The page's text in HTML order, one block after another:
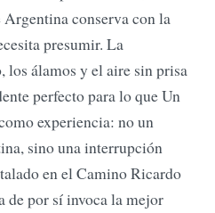
Argentina conserva con la
presumir. La
álamos y el aire sin prisa
perfecto para lo que Un
experiencia: no un
sino una interrupción
en el Camino Ricardo
por sí invoca la mejor